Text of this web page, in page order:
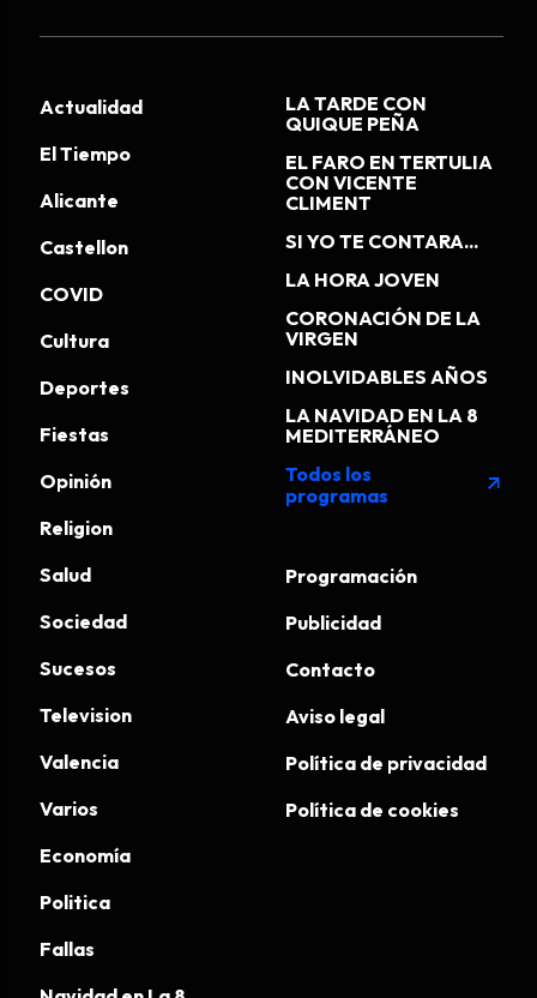
Actualidad
El Tiempo
Alicante
Castellon
COVID
Cultura
Deportes
Fiestas
Opinión
Religion
Salud
Sociedad
Sucesos
Television
Valencia
Varios
Economía
Politica
Fallas
LA TARDE CON
QUIQUE PEÑA
EL FARO EN TERTULIA
CON VICENTE
CLIMENT
SI YO TE CONTARA...
LA HORA JOVEN
CORONACIÓN DE LA
VIRGEN
INOLVIDABLES AÑOS
LA NAVIDAD EN LA 8
MEDITERRÁNEO
Todos los
programas
arrow_outward
Programación
Publicidad
Contacto
Aviso legal
Política de privacidad
Política de cookies